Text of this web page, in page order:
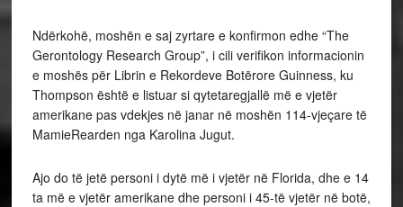
Ndërkohë, moshën e saj zyrtare e konfirmon edhe “The
Gerontology Research Group”, i cili verifikon informacionin
e moshës për Librin e Rekordeve Botërore Guinness, ku
Thompson është e listuar si qytetaregjallë më e vjetër
amerikane pas vdekjes në janar në moshën 114-vjeçare të
MamieRearden nga Karolina Jugut.
Ajo do të jetë personi i dytë më i vjetër në Florida, dhe e 14
ta më e vjetër amerikane dhe personi i 45-të vjetër në botë,